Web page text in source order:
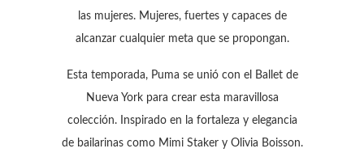
las mujeres. Mujeres, fuertes y capaces de
alcanzar cualquier meta que se propongan.
Esta temporada, Puma se unió con el Ballet de
Nueva York para crear esta maravillosa
colección. Inspirado en la fortaleza y elegancia
de bailarinas como Mimi Staker y Olivia Boisson.